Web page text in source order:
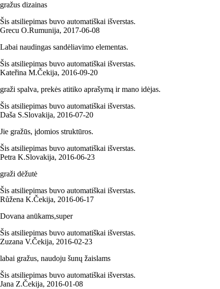
gražus dizainas
Šis atsiliepimas buvo automatiškai išverstas.
Grecu O.Rumunija, 2017‑06‑08
Labai naudingas sandėliavimo elementas.
Šis atsiliepimas buvo automatiškai išverstas.
Kateřina M.Čekija, 2016‑09‑20
graži spalva, prekės atitiko aprašymą ir mano idėjas.
Šis atsiliepimas buvo automatiškai išverstas.
Daša S.Slovakija, 2016‑07‑20
Jie gražūs, įdomios struktūros.
Šis atsiliepimas buvo automatiškai išverstas.
Petra K.Slovakija, 2016‑06‑23
graži dėžutė
Šis atsiliepimas buvo automatiškai išverstas.
Růžena K.Čekija, 2016‑06‑17
Dovana anūkams,super
Šis atsiliepimas buvo automatiškai išverstas.
Zuzana V.Čekija, 2016‑02‑23
labai gražus, naudoju šunų žaislams
Šis atsiliepimas buvo automatiškai išverstas.
Jana Z.Čekija, 2016‑01‑08